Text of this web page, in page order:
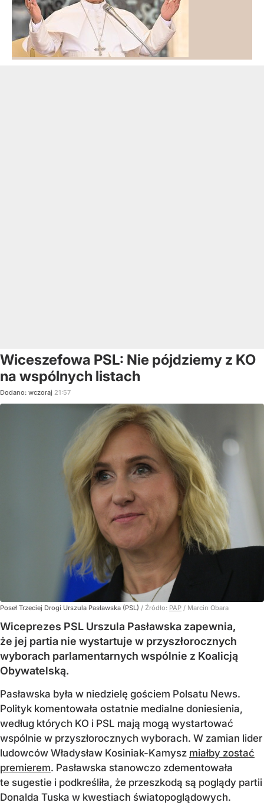
Wiceszefowa PSL: Nie pójdziemy z KO
na wspólnych listach
Dodano: wczoraj 21:57
Poseł Trzeciej Drogi Urszula Pasławska (PSL) / Źródło: PAP / Marcin Obara
Wiceprezes PSL Urszula Pasławska zapewnia,
że jej partia nie wystartuje w przyszłorocznych
wyborach parlamentarnych wspólnie z Koalicją
Obywatelską.
Pasławska była w niedzielę gościem Polsatu News.
Polityk komentowała ostatnie medialne doniesienia,
według których KO i PSL mają mogą wystartować
wspólnie w przyszłorocznych wyborach. W zamian lider
ludowców Władysław Kosiniak-Kamysz miałby zostać
premierem. Pasławska stanowczo zdementowała
te sugestie i podkreśliła, że przeszkodą są poglądy partii
Donalda Tuska w kwestiach światopoglądowych.